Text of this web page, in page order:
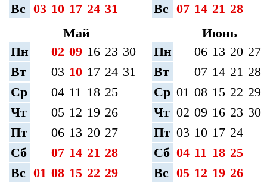
Вс 03 10 17 24 31
Вс 07 14 21 28
Май
Пн
02 09 16 23 30
Вт
03 10 17 24 31
Ср
04 11 18 25
Чт
05 12 19 26
Пт
06 13 20 27
Сб
07 14 21 28
Вс 01 08 15 22 29
Июнь
Пн
06 13 20 27
Вт
07 14 21 28
Ср 01 08 15 22 29
Чт 02 09 16 23 30
Пт 03 10 17 24
Сб 04 11 18 25
Вс 05 12 19 26